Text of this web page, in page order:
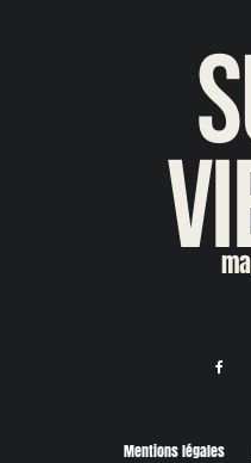
Mentions légales